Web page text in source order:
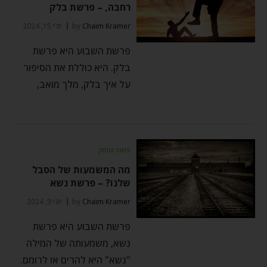
רחבה, – פרשת בלק
by Chaim Kramer יולי 15, 2024
פרשת השבוע היא פרשת
בלק. היא כוללת את הסיפור
על איך בלק, מלך מואב,
פשוט ועמוק
מה המשמעות של הסבל
שלנו? – פרשת נשא
by Chaim Kramer יוני 9, 2024
פרשת השבוע היא פרשת
נשא, משמעותה של המילה
"נשא" היא להרים או לרומם.